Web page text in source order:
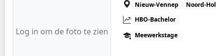
Log in om de foto te zien
Nieuw-Vennep
Noord-
HBO-Bachelor
Meewerkstage